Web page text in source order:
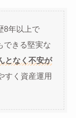
8年以上で
できる堅実な
となく不安が
すく資産運用